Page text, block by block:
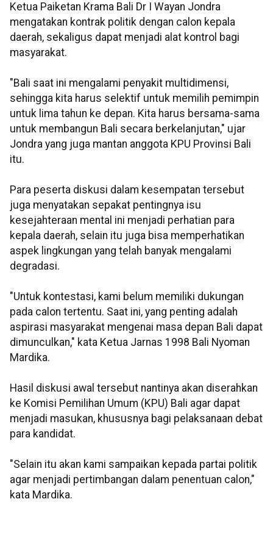
Ketua Paiketan Krama Bali Dr I Wayan Jondra
mengatakan kontrak politik dengan calon kepala
daerah, sekaligus dapat menjadi alat kontrol bagi
masyarakat.
"Bali saat ini mengalami penyakit multidimensi,
sehingga kita harus selektif untuk memilih pemimpin
untuk lima tahun ke depan. Kita harus bersama-sama
untuk membangun Bali secara berkelanjutan," ujar
Jondra yang juga mantan anggota KPU Provinsi Bali
itu.
Para peserta diskusi dalam kesempatan tersebut
juga menyatakan sepakat pentingnya isu
kesejahteraan mental ini menjadi perhatian para
kepala daerah, selain itu juga bisa memperhatikan
aspek lingkungan yang telah banyak mengalami
degradasi.
"Untuk kontestasi, kami belum memiliki dukungan
pada calon tertentu. Saat ini, yang penting adalah
aspirasi masyarakat mengenai masa depan Bali dapat
dimunculkan," kata Ketua Jarnas 1998 Bali Nyoman
Mardika.
Hasil diskusi awal tersebut nantinya akan diserahkan
ke Komisi Pemilihan Umum (KPU) Bali agar dapat
menjadi masukan, khususnya bagi pelaksanaan debat
para kandidat.
"Selain itu akan kami sampaikan kepada partai politik
agar menjadi pertimbangan dalam penentuan calon,"
kata Mardika.